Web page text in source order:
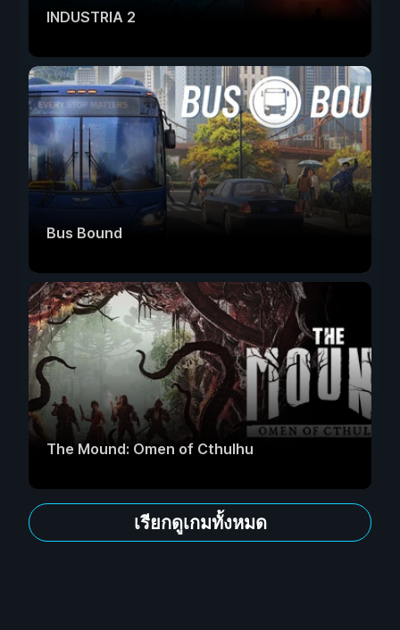
INDUSTRIA 2
Bus Bound
The Mound: Omen of Cthulhu
เรียกดูเกมทั้งหมด